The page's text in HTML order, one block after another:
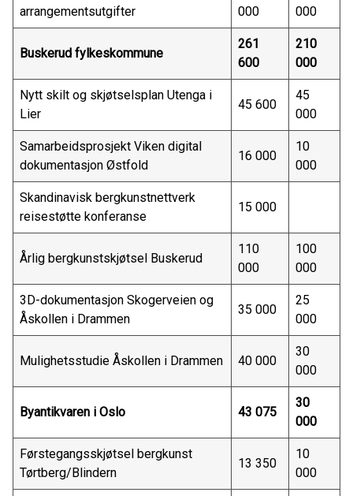
arrangementsutgifter 000 000
Buskerud fylkeskommune
261
600
210
000
Nytt skilt og skjøtselsplan Utenga i
Lier
45 600
45
000
Samarbeidsprosjekt Viken digital
dokumentasjon Østfold
16 000
10
000
Skandinavisk bergkunstnettverk
reisestøtte konferanse
15 000
Årlig bergkunstskjøtsel Buskerud
110
000
100
000
3D-dokumentasjon Skogerveien og
Åskollen i Drammen
35 000
25
000
Mulighetsstudie Åskollen i Drammen 40 000
30
000
Byantikvaren i Oslo 43 075
30
000
Førstegangsskjøtsel bergkunst
Tørtberg/Blindern
13 350
10
000